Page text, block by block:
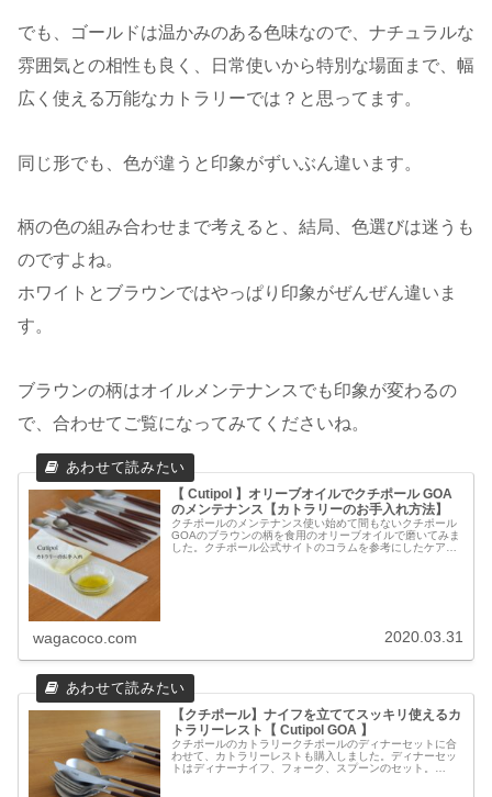
でも、ゴールドは温かみのある色味なので、ナチュラルな
雰囲気との相性も良く、日常使いから特別な場面まで、幅
広く使える万能なカトラリーでは？と思ってます。
同じ形でも、色が違うと印象がずいぶん違います。
柄の色の組み合わせまで考えると、結局、色選びは迷うも
のですよね。
ホワイトとブラウンではやっぱり印象がぜんぜん違いま
す。
ブラウンの柄はオイルメンテナンスでも印象が変わるの
で、合わせてご覧になってみてくださいね。
【 Cutipol 】オリーブオイルでクチポール GOA
のメンテナンス【カトラリーのお手入れ方法】
クチポールのメンテナンス使い始めて間もないクチポール
GOAのブラウンの柄を食用のオリーブオイルで磨いてみま
した。クチポール公式サイトのコラムを参考にしたケア方
wagacoco.com 2020.03.31
【クチポール】ナイフを立ててスッキリ使えるカ
トラリーレスト【 Cutipol GOA 】
クチポールのカトラリークチポールのディナーセットに合
わせて、カトラリーレストも購入しました。ディナーセッ
トはディナーナイフ、フォーク、スプーンのセット。